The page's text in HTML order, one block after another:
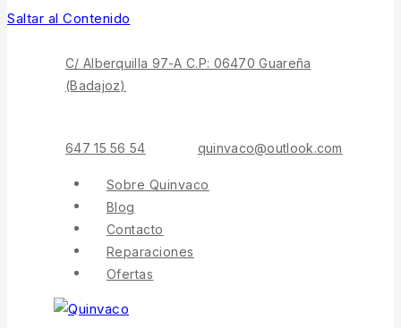
Saltar al Contenido
C/ Alberquilla 97-A C.P: 06470 Guareña
(Badajoz)
647 15 56 54 quinvaco@outlook.com
Sobre Quinvaco
Blog
Contacto
Reparaciones
Ofertas